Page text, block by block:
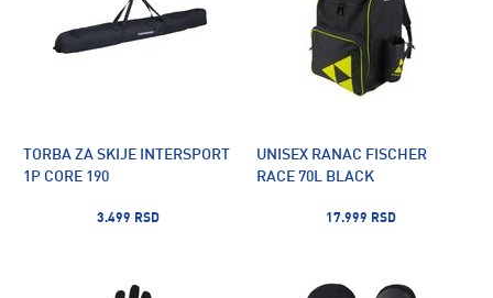
TORBA ZA SKIJE INTERSPORT
1P CORE 190
3.499 RSD
UNISEX RANAC FISCHER
RACE 70L BLACK
17.999 RSD